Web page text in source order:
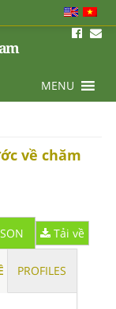
MENU
về chăm
Tải về
PROFILES